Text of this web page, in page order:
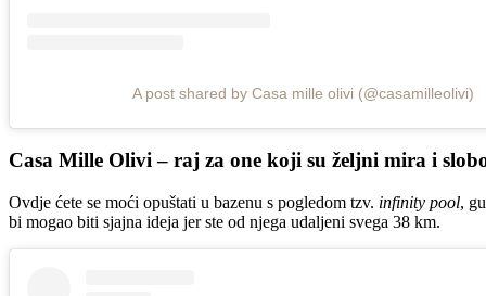
A post shared by Casa mille olivi (@casamilleolivi)
Casa Mille Olivi – raj za one koji su željni mira i
Ovdje ćete se moći opuštati u bazenu s pogledom tzv. infinity pool,
bi mogao biti sjajna ideja jer ste od njega udaljeni svega 38 km.